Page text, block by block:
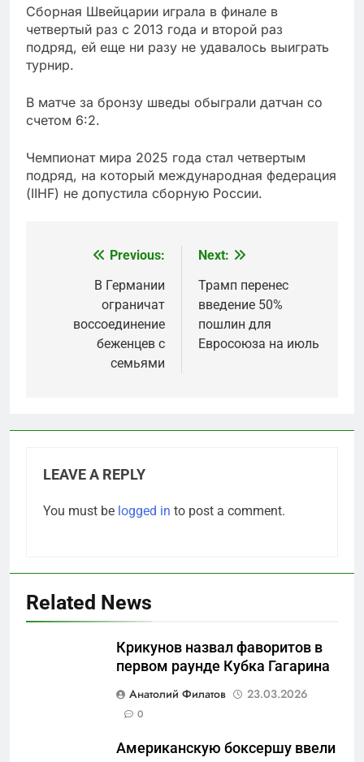
Сборная Швейцарии играла в финале в
четвертый раз с 2013 года и второй раз
подряд, ей еще ни разу не удавалось выиграть
турнир.
В матче за бронзу шведы обыграли датчан со
счетом 6:2.
Чемпионат мира 2025 года стал четвертым
подряд, на который международная федерация
(IIHF) не допустила сборную России.
navigation
Previous:
В Германии
ограничат
воссоединение
беженцев с
семьями
Next:
Трамп перенес
введение 50%
пошлин для
Евросоюза на июль
LEAVE A REPLY
You must be logged in to post a comment.
Related News
Крикунов назвал фаворитов в
первом раунде Кубка Гагарина
Анатолий Филатов
23.03.2026
0
Американскую боксершу ввели
Что происходит в
военные изымают спирт «для
САНКТ-ПЕТЕРБУРГ И ОБЛАСТЬ